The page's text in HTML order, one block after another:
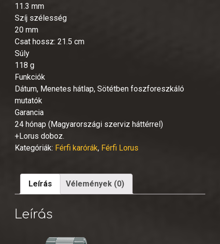
11.3 mm
Szíj szélesség
20 mm
Csat hossz: 21.5 cm
Súly
118 g
Funkciók
Dátum, Menetes hátlap, Sötétben foszforeszkáló
mutatók
Garancia
24 hónap (Magyarországi szerviz háttérrel)
+Lorus doboz.
Kategóriák: Férfi karórák, Férfi Lorus
Leírás Vélemények (0)
Leírás